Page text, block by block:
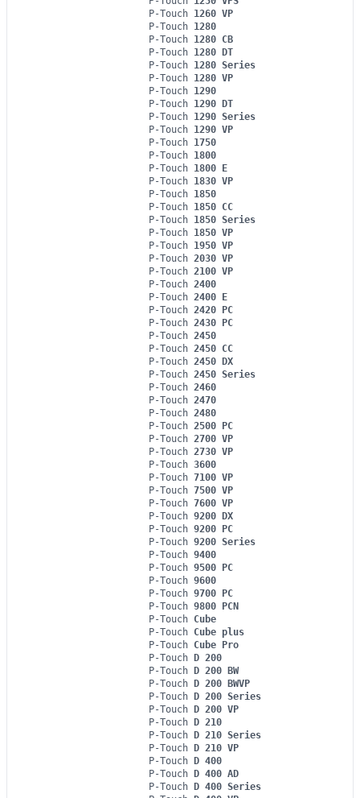
P-Touch 1260 VP
P-Touch 1280
P-Touch 1280 CB
P-Touch 1280 DT
P-Touch 1280 Series
P-Touch 1280 VP
P-Touch 1290
P-Touch 1290 DT
P-Touch 1290 Series
P-Touch 1290 VP
P-Touch 1750
P-Touch 1800
P-Touch 1800 E
P-Touch 1830 VP
P-Touch 1850
P-Touch 1850 CC
P-Touch 1850 Series
P-Touch 1850 VP
P-Touch 1950 VP
P-Touch 2030 VP
P-Touch 2100 VP
P-Touch 2400
P-Touch 2400 E
P-Touch 2420 PC
P-Touch 2430 PC
P-Touch 2450
P-Touch 2450 CC
P-Touch 2450 DX
P-Touch 2450 Series
P-Touch 2460
P-Touch 2470
P-Touch 2480
P-Touch 2500 PC
P-Touch 2700 VP
P-Touch 2730 VP
P-Touch 3600
P-Touch 7100 VP
P-Touch 7500 VP
P-Touch 7600 VP
P-Touch 9200 DX
P-Touch 9200 PC
P-Touch 9200 Series
P-Touch 9400
P-Touch 9500 PC
P-Touch 9600
P-Touch 9700 PC
P-Touch 9800 PCN
P-Touch Cube
P-Touch Cube plus
P-Touch Cube Pro
P-Touch D 200
P-Touch D 200 BW
P-Touch D 200 BWVP
P-Touch D 200 Series
P-Touch D 200 VP
P-Touch D 210
P-Touch D 210 Series
P-Touch D 210 VP
P-Touch D 400
P-Touch D 400 AD
P-Touch D 400 Series